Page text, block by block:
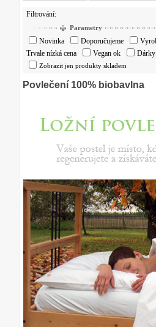
Filtrování:
Parametry
Novinka Doporučujeme
Trvale nízká cena
Vegan ok
Zobrazit jen produkty skladem
Povlečení 100% biobavlna